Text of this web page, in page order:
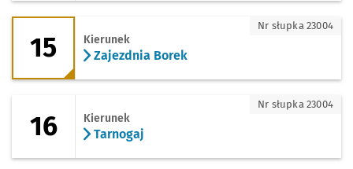
15 - kierunek Zajezdnia Borek
15 Kierunek
Zajezdnia Borek
Nr słupka 23004
16 Kierunek
Tarnogaj
Nr słupka 23004